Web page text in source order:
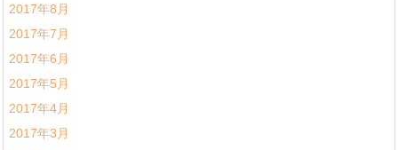
2017年8月
2017年7月
2017年6月
2017年5月
2017年4月
2017年3月